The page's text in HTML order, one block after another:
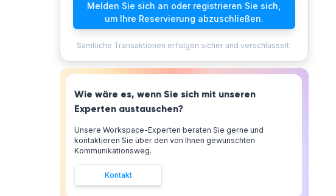
Melden Sie sich an oder registrieren Sie sich,
um Ihre Reservierung abzuschließen.
Sämtliche Transaktionen erfolgen sicher und verschlüsselt.
Wie wäre es, wenn Sie sich mit unseren
Experten austauschen?
Unsere Workspace-Experten beraten Sie gerne und
kontaktieren Sie über den von Ihnen gewünschten
Kommunikationsweg.
Kontakt